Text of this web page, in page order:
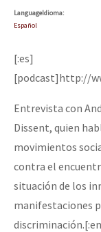
LanguageIdioma:
Español
[:es]
[podcast]http://
Entrevista con
Dissent, quien
movimientos
contra el
situación de los
manifestaciones